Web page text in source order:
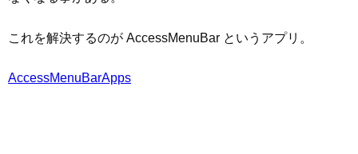
これを解決するのが AccessMenuBar というアプリ。
AccessMenuBarApps